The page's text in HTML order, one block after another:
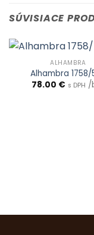
SÚVISIACE
ALHAMBRA
Alhambra 1758/
78.00 € s DPH /